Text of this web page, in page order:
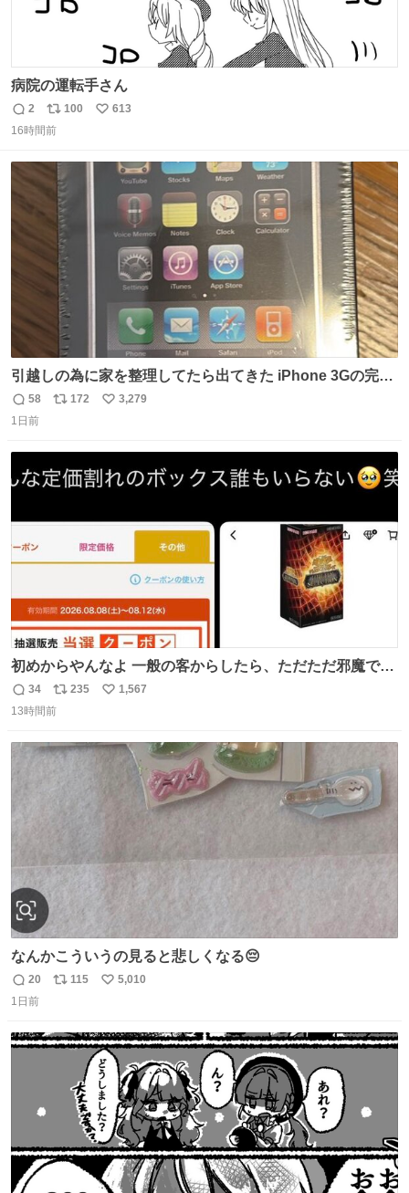
病院の運転手さん
返
信
2
リ
ポ
ト
数
100
い
613
16時間前
引越しの為に家を整理してたら出てきた iPhone 3Gの完全
未開封品 かなり前に楽天だかで買った多分未使用のデモ機
で-が出るのだと思うんだよね ヤフオクで売れてない190万
本初のモデルではあるけど´д` ; #Apple #iPhone3G
返
信
58
リ
ト
数
172
い
数
3,279
1日前
初めからやんなよ 一般の客からしたら、ただただ邪魔でし
かないのよ
返
信
34
リ
ポ
ト
数
235
い
1,567
13時間前
なんかこういうの見ると悲しくなる😔
返
信
20
リ
ト
115
い
数
5,010
1日前